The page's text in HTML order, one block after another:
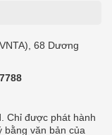
68 Dương
Chỉ được phát hành
bằng văn bản của